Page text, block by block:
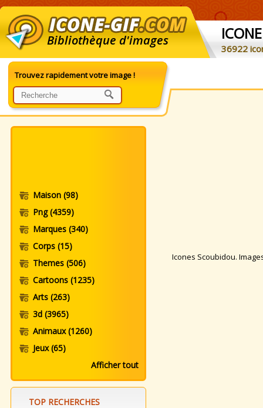
Bibliothèque d'images ICONE
36922
Trouvez rapidement votre image !
Maison (98)
Png(4359)
Marques (340)
Corps (15)
Themes (506)
Cartoons (1235)
Arts (263)
3d (3965)
Animaux(1260)
Jeux(65)
Afficher tout
TOP RECHERCHES
Icones Scoubidou.